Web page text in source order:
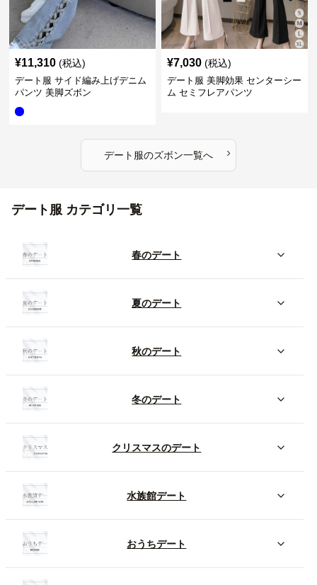
¥11,310 (税込)
デート服 サイド編み上げデニム
パンツ 美脚ズボン
¥7,030 (税込)
デート服 美脚効果 センターシー
ム セミフレアパンツ
デート服のズボン一覧へ ›
デート服 カテゴリ一覧
春のデート
夏のデート
秋のデート
冬のデート
クリスマスのデート
水族館デート
おうちデート